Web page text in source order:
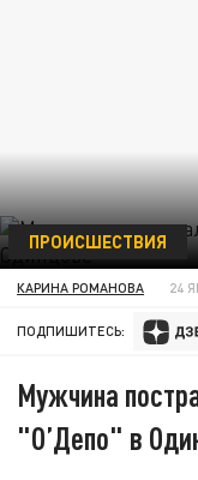
ПРОИСШЕСТВИЯ
КАРИНА РОМАНОВА 24
ПОДПИШИТЕСЬ:
Мужчина
"О’Депо" в